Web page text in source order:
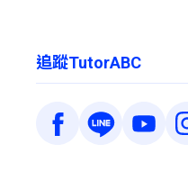
追蹤TutorABC